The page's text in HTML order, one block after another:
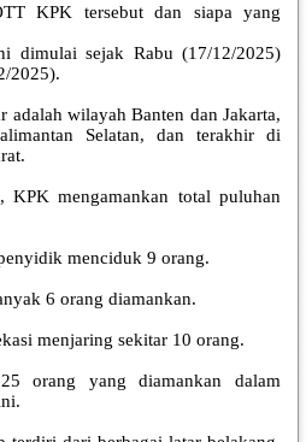
KPK tersebut dan siapa yang
dimulai sejak Rabu (17/12/2025)
2025).
adalah wilayah Banten dan Jakarta,
Selatan, dan terakhir di
KPK mengamankan total puluhan
menciduk 9 orang.
6 orang diamankan.
menjaring sekitar 10 orang.
orang yang diamankan dalam